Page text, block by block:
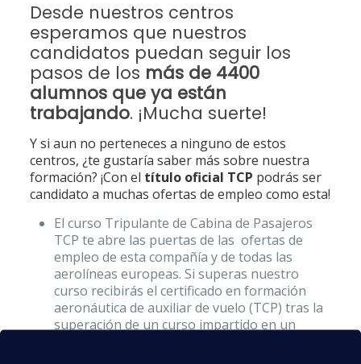
Desde nuestros centros
esperamos que nuestros
candidatos puedan seguir los
pasos de los más de 4400
alumnos que ya están
trabajando. ¡Mucha suerte!
Y si aun no perteneces a ninguno de estos
centros, ¿te gustaría saber más sobre nuestra
formación? ¡Con el título oficial TCP podrás ser
candidato a muchas ofertas de empleo como esta!
El curso Tripulante de Cabina de Pasajeros
TCP te abre las puertas de las ofertas de
empleo de esta compañía y de todas las
aerolíneas europeas. Si superas nuestro
curso recibirás el certificado en formación
aeronáutica de auxiliar de vuelo (TCP) tras la
superación de un curso impartido en un